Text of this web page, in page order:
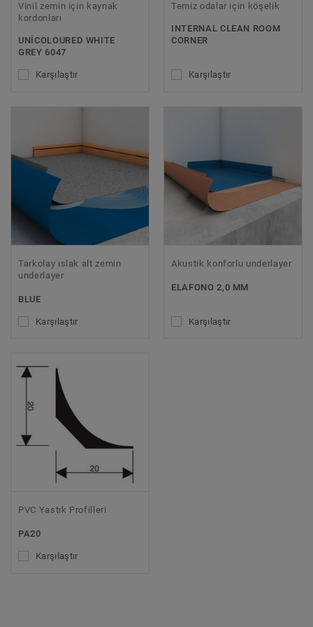
Vinil zemin için kaynak
kordonları
UNICOLOURED WHITE
GREY 6047
Karşılaştır
Temiz odalar için köşelik
INTERNAL CLEAN ROOM
CORNER
Karşılaştır
Tarkolay ıslak alt zemin
underlayer
BLUE
Karşılaştır
Akustik konforlu underlayer
ELAFONO 2,0 MM
Karşılaştır
PVC Yastık Profilleri
PA20
Karşılaştır